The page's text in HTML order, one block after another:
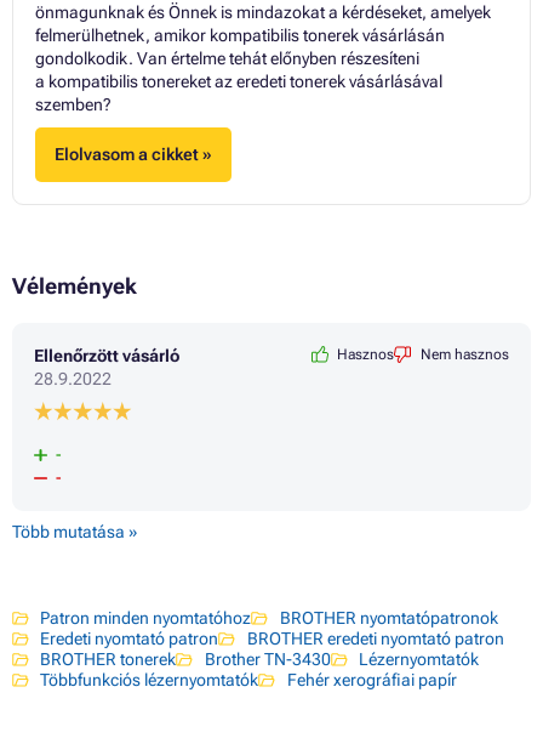
önmagunknak és Önnek is mindazokat a kérdéseket, amelyek
felmerülhetnek, amikor kompatibilis tonerek vásárlásán
gondolkodik. Van értelme tehát előnyben részesíteni
a kompatibilis tonereket az eredeti tonerek vásárlásával
szemben?
Elolvasom a cikket »
Vélemények
Ellenőrzött vásárló
28.9.2022
Hasznos Nem hasznos
-
-
Több mutatása »
Patron minden nyomtatóhoz
BROTHER nyomtatópatronok
Eredeti nyomtató patron
BROTHER eredeti nyomtató patron
BROTHER tonerek
Brother TN-3430
Lézernyomtatók
Többfunkciós lézernyomtatók
Fehér xerográfiai papír